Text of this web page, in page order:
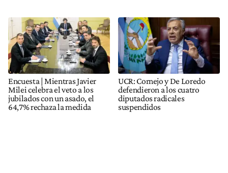
Encuesta | Mientras Javier
Milei celebra el veto a los
jubilados con un asado, el
64,7% rechaza la medida
UCR: Cornejo y De Loredo
defendieron a los cuatro
diputados radicales
suspendidos